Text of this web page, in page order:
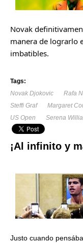
Novak
manera de lograrlo
imbatibles.
Tags:
Novak Djokovic
Rafa
Steffi Graf
Margaret
US Open
Serena
¡Al infinito y
Justo cuando